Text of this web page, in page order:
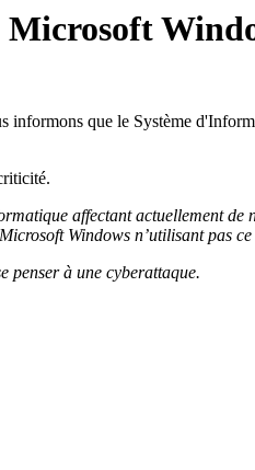
informons que le Système
affectant actuellement de
Windows n’utilisant pas
penser à une cyberattaque.